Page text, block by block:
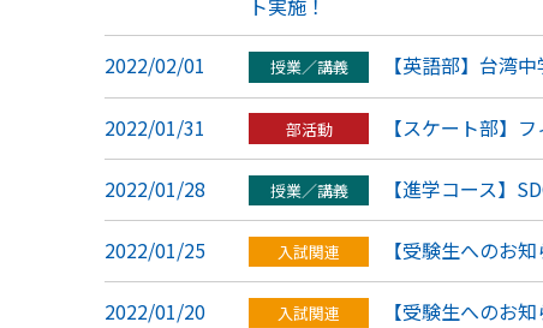
ト実施！
2022/02/01 授業／講義 【英語部】台湾
2022/01/31 部活動 【スケート部】
2022/01/28 授業／講義 【進学コース】
2022/01/25 入試関連 【受験生へのお
2022/01/20 入試関連 【受験生へのお